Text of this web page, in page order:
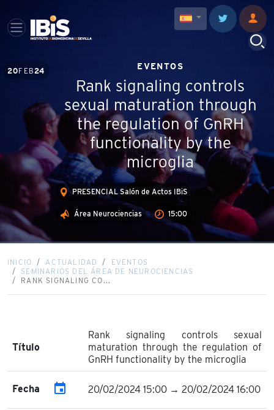
20FEB 24 EVENTOS
Rank signaling controls
sexual maturation through
the regulation of GnRH
functionality by the
microglia
PRESENCIAL Salón de Actos IBiS
Área Neurociencias 15:00
INICIO ACTUALIDAD
EVENTOS
SEMINARIOS DEL ÁREA DE NEUROCIENCIAS
RANK SIGNALING CO...
Título
Rank signaling controls sexual
maturation through the regulation of
GnRH functionality by the microglia
Fecha event 20/02/2024 15:00 → 20/02/2024 16:00